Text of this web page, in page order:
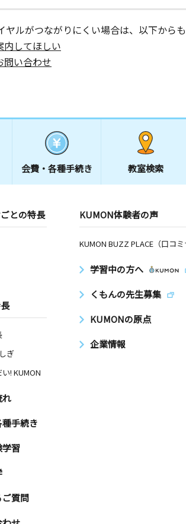
内
ーバ
ヤルがつながりにくい場合は、以下から
内してほしい
問い合わせ
会費・ 各種手続き 教室検索
との特長
ぎ
! KUMON
れ
手続き
学習
ご質問
KUMON体験者の声
KUMON BUZZ PLACE（口コミ
学習中の方へ
くもんの先生募集
KUMONの原点
企業情報